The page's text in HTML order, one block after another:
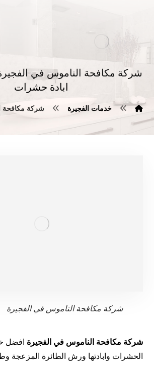
ابادة حشرات
خدمات الفجيرة شركة مكافحة الناموس في
شركة مكافحة الناموس في الفجيرة
شركة مكافحة الناموس في الفجيرة افضل
الحشرات وابادتها ورش الطائرة المزعجة